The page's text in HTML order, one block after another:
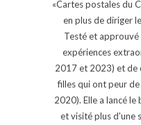
«Cartes postales du
en plus de diriger
Testé et approuvé
expériences
2017 et 2023) et de
filles qui ont peur
2020). Elle a lancé
et visité plus d'une